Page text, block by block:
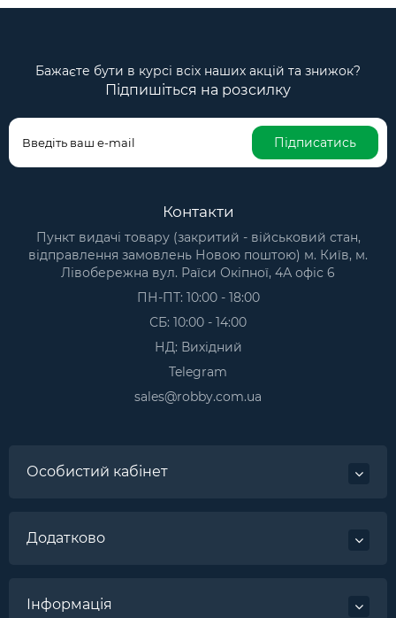
Бажаєте бути в курсі всіх наших акцій та знижок?
Підпишіться на розсилку
Підписатись
Контакти
Пункт видачі товару (закритий - військовий стан,
відправлення замовлень Новою поштою) м. Київ, м.
Лівобережна вул. Раїси Окіпної, 4А офіс 6
ПН-ПТ: 10:00 - 18:00
СБ: 10:00 - 14:00
НД: Вихідний
Telegram
sales@robby.com.ua
Особистий кабінет
Додатково
Інформація